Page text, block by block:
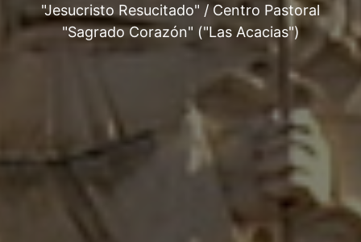
"Jesucristo Resucitado" / Centro Pastoral
"Sagrado Corazón" ("Las Acacias")